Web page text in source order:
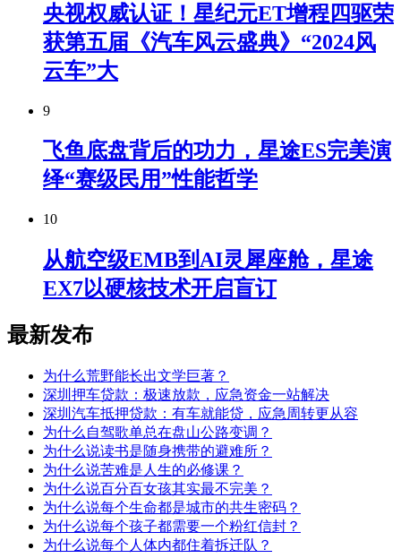
央视权威认证！星纪元ET增程四驱荣
获第五届《汽车风云盛典》“2024风
云车”大
9
飞鱼底盘背后的功力，星途ES完美演
绎“赛级民用”性能哲学
10
从航空级EMB到AI灵犀座舱，星途
EX7以硬核技术开启盲订
最新发布
为什么荒野能长出文学巨著？
深圳押车贷款：极速放款，应急资金一站解决
深圳汽车抵押贷款：有车就能贷，应急周转更从容
为什么自驾歌单总在盘山公路变调？
为什么说读书是随身携带的避难所？
为什么说苦难是人生的必修课？
为什么说百分百女孩其实最不完美？
为什么说每个生命都是城市的共生密码？
为什么说每个孩子都需要一个粉红信封？
为什么说每个人体内都住着拆迁队？